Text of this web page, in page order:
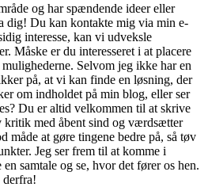
og har spændende ideer eller
dig! Du kan kontakte mig via min e-
interesse, kan vi udveksle
Måske er du interesseret i at placere
Selvom jeg ikke har en
på, at vi kan finde en løsning, der
om indholdet på min blog, eller ser
Du er altid velkommen til at skrive
kritik med åbent sind og værdsætter
måde at gøre tingene bedre på, så tøv
Jeg ser frem til at komme i
samtale og se, hvor det fører os hen.
derfra!